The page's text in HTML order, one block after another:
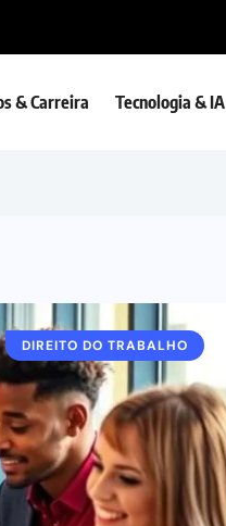
& Carreira Tecnologia & IA
DIREITO DO TRABALHO